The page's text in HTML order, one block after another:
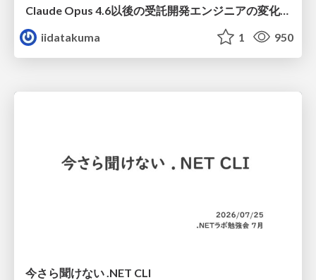
Claude Opus 4.6以後の受託開発エンジニアの変化(Claude Code開発ノウハウ大公開スペシャルbyクラスメソッド)
iidatakuma
1 950
今さら聞けない .NET CLI